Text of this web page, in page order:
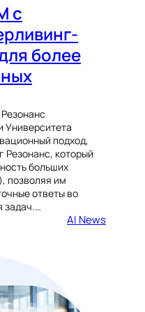
с
более
Университета
подход,
Резонанс, который
больших
позволяя им
ответы во
задач.…
AI News